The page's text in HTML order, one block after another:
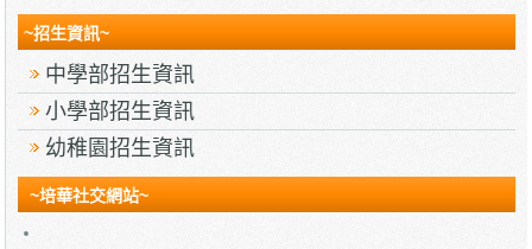
~招生資訊~
中學部招生資訊
小學部招生資訊
幼稚園招生資訊
~培華社交網站~